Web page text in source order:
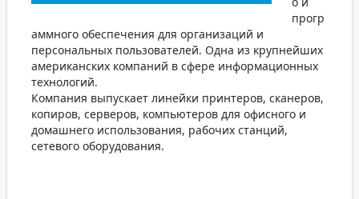
прогр
аммного обеспечения для организаций и
персональных пользователей. Одна из крупнейших
американских компаний в сфере информационных
технологий.
Компания выпускает линейки принтеров, сканеров,
копиров, серверов, компьютеров для офисного и
домашнего использования, рабочих станций,
сетевого оборудования.